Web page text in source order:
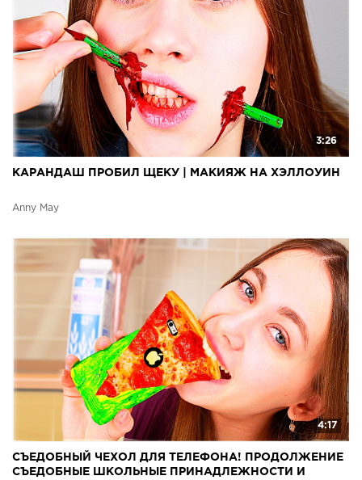
3:26
КАРАНДАШ ПРОБИЛ ЩЕКУ | МАКИЯЖ НА ХЭЛЛОУИН
Anny May
4:17
СЪЕДОБНЫЙ ЧЕХОЛ ДЛЯ ТЕЛЕФОНА! ПРОДОЛЖЕНИЕ
СЪЕДОБНЫЕ ШКОЛЬНЫЕ ПРИНАДЛЕЖНОСТИ И